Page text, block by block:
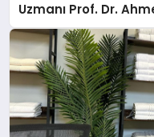
Uzmanı Prof. Dr.